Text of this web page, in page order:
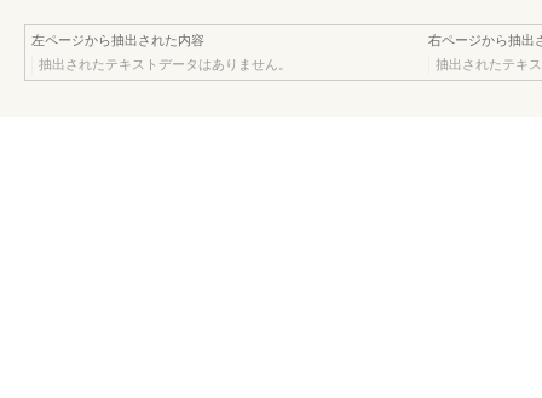
左ページから抽出された内容
抽出されたテキストデータはありません。
右ページから抽出
抽出されたテキ